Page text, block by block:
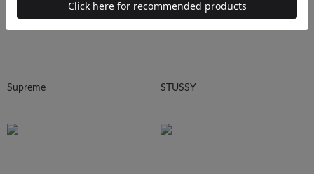
Supreme STUSSY